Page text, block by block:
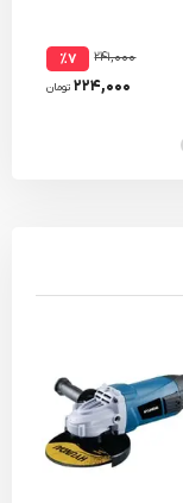
۲۴۱,۰۰۰ ٪۷
۲۲۴,۰۰۰ تومان